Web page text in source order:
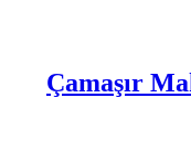
Çamaşır